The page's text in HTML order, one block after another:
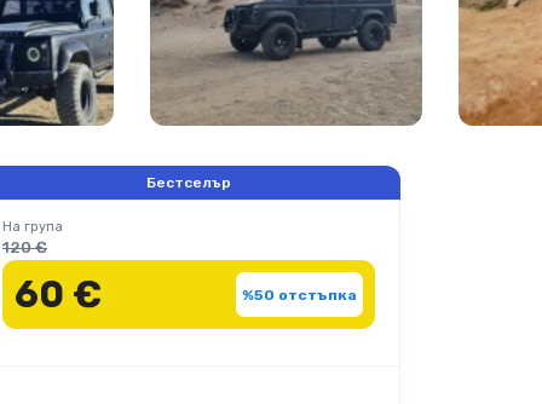
Бестселър
На група
120 €
60 € %50 отстъпка